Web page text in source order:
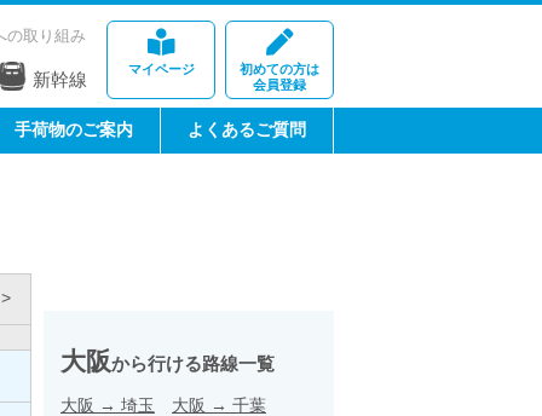
マイページ
初めての方は
会員登録
の取り組み
新幹線
手荷物のご案内 よくあるご質問
大阪から行ける路線一覧
大阪 → 埼玉 大阪 → 千葉